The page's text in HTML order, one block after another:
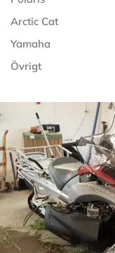
Arctic Cat
Yamaha
Övrigt